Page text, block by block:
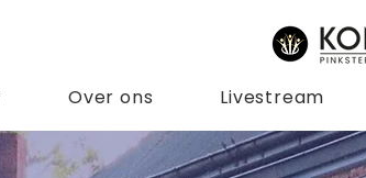
Over ons Livestream